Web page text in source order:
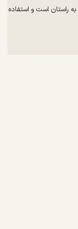
راستان است و استفاده